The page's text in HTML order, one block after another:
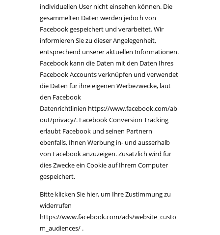
individuellen User nicht einsehen können. Die
gesammelten Daten werden jedoch von
Facebook gespeichert und verarbeitet. Wir
informieren Sie zu dieser Angelegenheit,
entsprechend unserer aktuellen Informationen.
Facebook kann die Daten mit den Daten Ihres
Facebook Accounts verknüpfen und verwendet
die Daten für ihre eigenen Werbezwecke, laut
den Facebook
Datenrichtlinien https://www.facebook.com/ab
out/privacy/. Facebook Conversion Tracking
erlaubt Facebook und seinen Partnern
ebenfalls, Ihnen Werbung in- und ausserhalb
von Facebook anzuzeigen. Zusätzlich wird für
dies Zwecke ein Cookie auf Ihrem Computer
gespeichert.
Bitte klicken Sie hier, um Ihre Zustimmung zu
widerrufen
https://www.facebook.com/ads/website_custo
m_audiences/ .